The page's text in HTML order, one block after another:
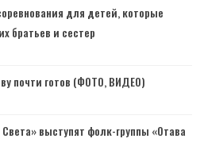
для детей, которые
братьев и сестер
почти готов (ФОТО, ВИДЕО)
выступят фолк-группы «Отава